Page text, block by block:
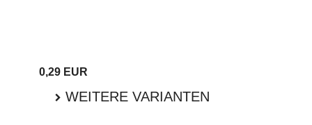
0,29 EUR
WEITERE VARIANTEN